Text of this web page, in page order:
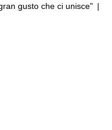
gusto che ci unisce" |